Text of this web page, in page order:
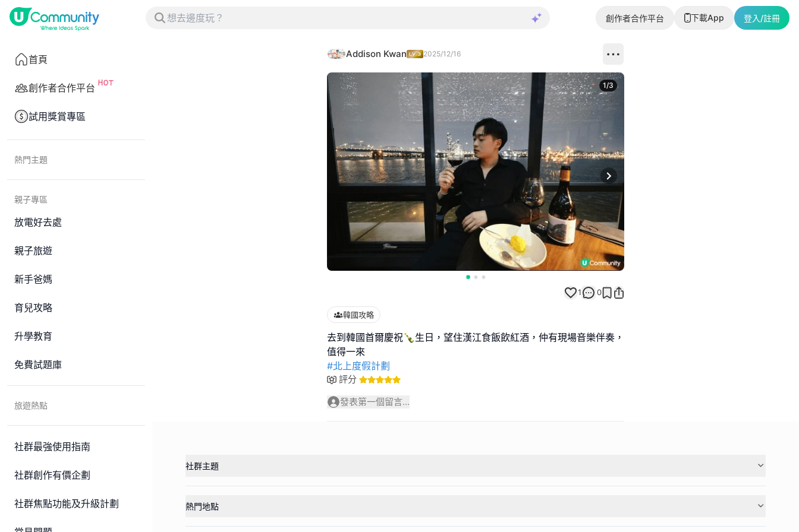
創作者合作平台 下載App 登入/註冊
首頁
創作者合作平台
試用獎賞專區
熱門主題
親子專區
放電好去處
親子旅遊
新手爸媽
育兒攻略
升學教育
免費試題庫
旅遊熱點
社群最強使用指南
社群創作有價企劃
社群焦點功能及升級計劃
Addison Kwan 2025/12/16
Next slide
1/3
1 0
韓國攻略
去到韓國首爾慶祝🍾生日，望住漢江食飯飲紅酒，仲有現場音樂伴奏，
#北上度假計劃
評分
發表第一個留言...
社群主題
熱門地點